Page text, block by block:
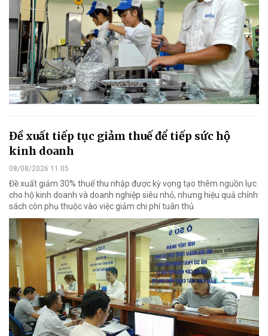
Đề xuất tiếp tục giảm thuế để tiếp sức hộ
kinh doanh
08/08/2026 11:05
Đề xuất giảm 30% thuế thu nhập được kỳ vọng tạo thêm nguồn lực
cho hộ kinh doanh và doanh nghiệp siêu nhỏ, nhưng hiệu quả chính
sách còn phụ thuộc vào việc giảm chi phí tuân thủ.